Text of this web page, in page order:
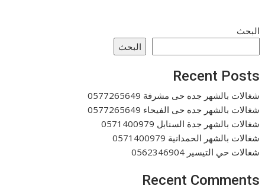
البحث
البحث
Recent Posts
شغالات بالشهر جده حى مشرفة 0577265649
شغالات بالشهر جده حى الفيحاء 0577265649
شغالات بالشهر جدة السنابل 0571400979
شغالات بالشهر الحمدانية 0571400979
شغالات حي التيسير 0562346904
Recent Comments